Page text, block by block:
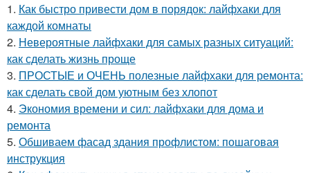
1. Как быстро привести дом в порядок: лайфхаки для
каждой комнаты
2. Невероятные лайфхаки для самых разных ситуаций:
как сделать жизнь проще
3. ПРОСТЫЕ и ОЧЕНЬ полезные лайфхаки для ремонта:
как сделать свой дом уютным без хлопот
4. Экономия времени и сил: лайфхаки для дома и
ремонта
5. Обшиваем фасад здания профлистом: пошаговая
инструкция